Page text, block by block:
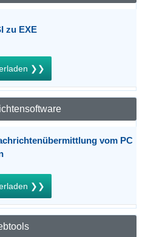
zu EXE
❯❯
vom PC
❯❯